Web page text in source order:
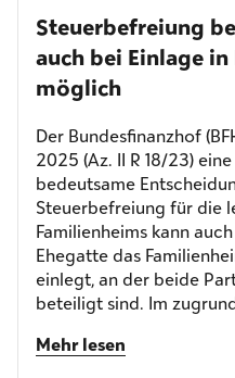
Steuerbefreiung
auch bei Einlage
möglich
Der Bundesfinanzhof
2025 (Az. II R 18/23)
bedeutsame
Steuerbefreiung für die
Familienheims kann
Ehegatte das
einlegt, an der beide
beteiligt sind. Im
Mehr lesen